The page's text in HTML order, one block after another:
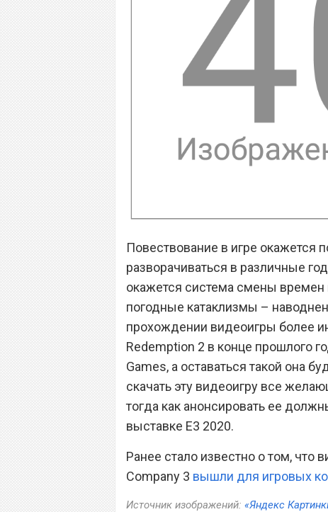
Повествование в игре окажется
разворачиваться в различные
окажется система смены времен
погодные катаклизмы –
прохождении видеоигры более
Redemption 2 в конце прошлого
Games, а оставаться такой она
скачать эту видеоигру все
тогда как анонсировать ее
выставке E3 2020.
Ранее стало известно о том, что
Company 3 вышли для игровых
Источник изображений: «Яндекс